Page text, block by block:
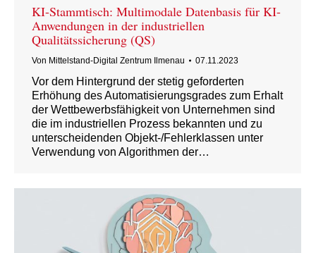
KI-Stammtisch: Multimodale Datenbasis für KI-
Anwendungen in der industriellen
Qualitätssicherung (QS)
Von Mittelstand-Digital Zentrum Ilmenau 07.11.2023
Vor dem Hintergrund der stetig geforderten
Erhöhung des Automatisierungsgrades zum Erhalt
der Wettbewerbsfähigkeit von Unternehmen sind
die im industriellen Prozess bekannten und zu
unterscheidenden Objekt-/Fehlerklassen unter
Verwendung von Algorithmen der…